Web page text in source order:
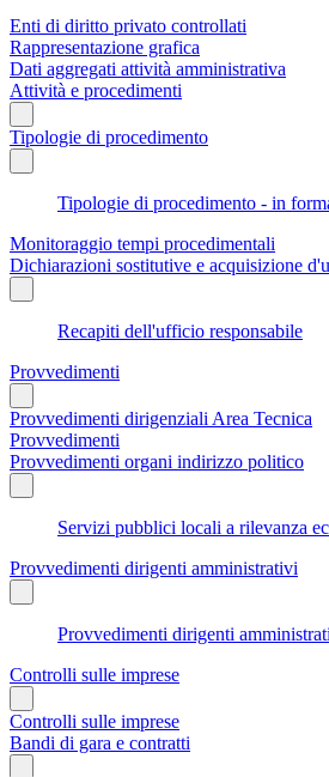
Enti di diritto privato controllati
Rappresentazione grafica
Dati aggregati attività amministrativa
Attività e procedimenti
Tipologie di procedimento
Tipologie di procedimento - in
Monitoraggio tempi procedimentali
Dichiarazioni sostitutive e acquisizione
Recapiti dell'ufficio responsabile
Provvedimenti
Provvedimenti dirigenziali Area Tecnica
Provvedimenti
Provvedimenti organi indirizzo politico
Servizi pubblici locali a rilevanza
Provvedimenti dirigenti amministrativi
Provvedimenti dirigenti
Controlli sulle imprese
Controlli sulle imprese
Bandi di gara e contratti